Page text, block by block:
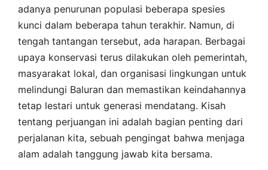
adanya penurunan populasi beberapa spesies
kunci dalam beberapa tahun terakhir. Namun, di
tengah tantangan tersebut, ada harapan. Berbagai
upaya konservasi terus dilakukan oleh pemerintah,
masyarakat lokal, dan organisasi lingkungan untuk
melindungi Baluran dan memastikan keindahannya
tetap lestari untuk generasi mendatang. Kisah
tentang perjuangan ini adalah bagian penting dari
perjalanan kita, sebuah pengingat bahwa menjaga
alam adalah tanggung jawab kita bersama.